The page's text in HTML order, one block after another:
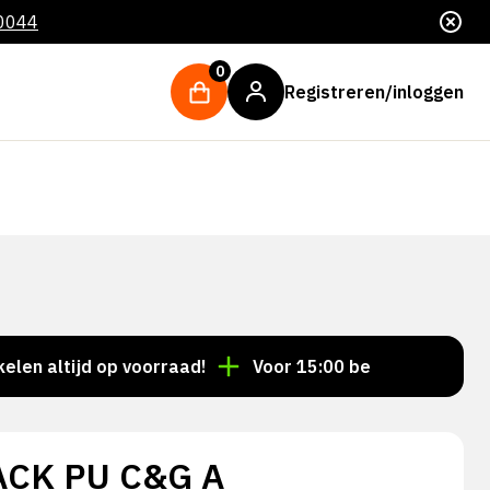
0
Registreren/inloggen
op voorraad! Voor 15:00 besteld = dezelfde
PU C&G A